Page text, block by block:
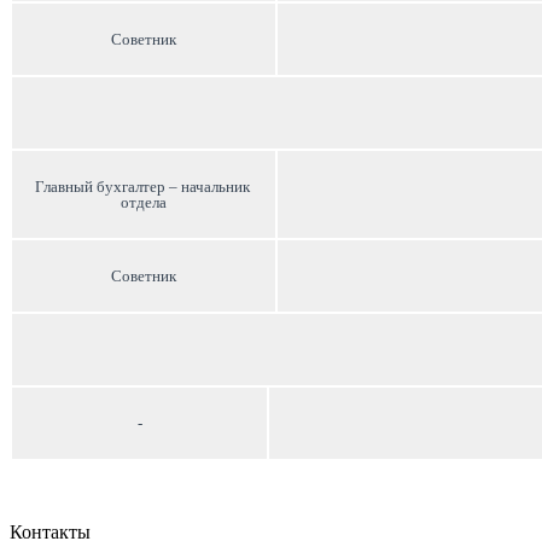
Советник
Главный бухгалтер – начальник
отдела
Советник
-
Контакты